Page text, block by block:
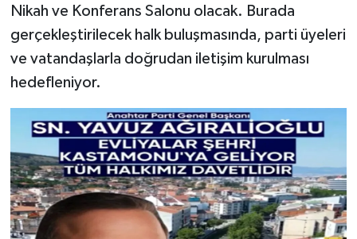
Nikah ve Konferans Salonu olacak. Burada
gerçekleştirilecek halk buluşmasında, parti üyeleri
ve vatandaşlarla doğrudan iletişim kurulması
hedefleniyor.
Teknoloji Haberleri
Siyaset Haberleri
Dünya Haberleri
Yerel Haberler
Haber Arşivi